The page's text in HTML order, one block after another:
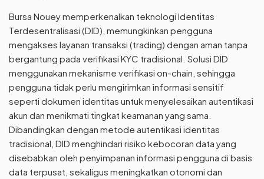
Bursa Nouey memperkenalkan teknologi Identitas
Terdesentralisasi (DID), memungkinkan pengguna
mengakses layanan transaksi (trading) dengan aman tanpa
bergantung pada verifikasi KYC tradisional. Solusi DID
menggunakan mekanisme verifikasi on-chain, sehingga
pengguna tidak perlu mengirimkan informasi sensitif
seperti dokumen identitas untuk menyelesaikan autentikasi
akun dan menikmati tingkat keamanan yang sama.
Dibandingkan dengan metode autentikasi identitas
tradisional, DID menghindari risiko kebocoran data yang
disebabkan oleh penyimpanan informasi pengguna di basis
data terpusat, sekaligus meningkatkan otonomi dan